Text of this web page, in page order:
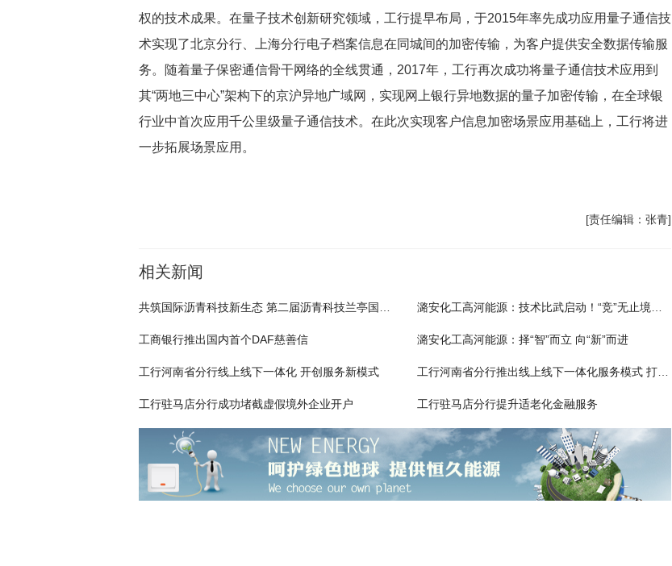
权的技术成果。在量子技术创新研究领域，工行提早布局，于2015年率先成功应用量子通信技
术实现了北京分行、上海分行电子档案信息在同城间的加密传输，为客户提供安全数据传输服
务。随着量子保密通信骨干网络的全线贯通，2017年，工行再次成功将量子通信技术应用到
其“两地三中心”架构下的京沪异地广域网，实现网上银行异地数据的量子加密传输，在全球银
行业中首次应用千公里级量子通信技术。在此次实现客户信息加密场景应用基础上，工行将进
一步拓展场景应用。
[责任编辑：张青]
相关新闻
工商银行推出国内首个DAF慈善信 潞安化工高河能源：择“智”而立 向“新”而进
工行河南省分行线上线下一体化 开创服务新模式
工行驻马店分行成功堵截虚假境外企业开户 工行驻马店分行提升适老化金融服务